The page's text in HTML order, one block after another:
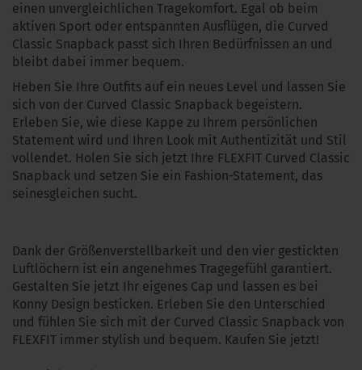
einen unvergleichlichen Tragekomfort. Egal ob beim
aktiven Sport oder entspannten Ausflügen, die Curved
Classic Snapback passt sich Ihren Bedürfnissen an und
bleibt dabei immer bequem.
Heben Sie Ihre Outfits auf ein neues Level und lassen Sie
sich von der Curved Classic Snapback begeistern.
Erleben Sie, wie diese Kappe zu Ihrem persönlichen
Statement wird und Ihren Look mit Authentizität und Stil
vollendet. Holen Sie sich jetzt Ihre FLEXFIT Curved Classic
Snapback und setzen Sie ein Fashion-Statement, das
seinesgleichen sucht.
Dank der Größenverstellbarkeit und den vier gestickten
Luftlöchern ist ein angenehmes Tragegefühl garantiert.
Gestalten Sie jetzt Ihr eigenes Cap und lassen es bei
Konny Design besticken. Erleben Sie den Unterschied
und fühlen Sie sich mit der Curved Classic Snapback von
FLEXFIT immer stylish und bequem. Kaufen Sie jetzt!